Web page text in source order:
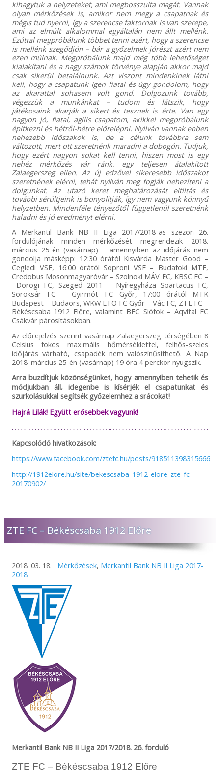
kihagytuk a helyzeteket, ami megbosszulta magát. Vannak
olyan mérkőzések is, amikor nem megy a csapatnak és
mégis tud nyerni, így a szerencse faktornak is van szerepe,
ami az elmúlt alkalommal egyáltalán nem állt mellénk.
Ezúttal megpróbálunk többet tenni azért, hogy a szerencse
is mellénk szegődjön – bár a győzelmek jórészt azért nem
ezen múlnak. Megpróbálunk majd még több lehetőséget
kialakítani és a nagy számok törvénye alapján akkor majd
csak sikerül betalálnunk. Azt viszont mindenkinek látni
kell, hogy a csapatunk igen fiatal és úgy gondolom, hogy
az akarattal sohasem volt gond. Dolgozunk tovább,
végezzük a munkánkat – tudom és látszik, hogy
játékosaink akarják a sikert és tesznek is érte. Van egy
nagyon jó, fiatal, agilis csapatom, akikkel megpróbálunk
építkezni és hétről-hétre előrelépni. Nyilván vannak ebben
nehezebb időszakok is, de a célunk továbbra sem
változott, mert ott szeretnénk maradni a dobogón. Tudjuk,
hogy ezért nagyon sokat kell tenni, hiszen most is egy
nehéz mérkőzés vár ránk, egy teljesen átalakított
Zalaegerszeg ellen. Az új edzővel sikeresebb időszakot
szeretnének elérni, tehát nyilván meg fogják nehezíteni a
dolgunkat. Az utazó keret meghatározását eltiltás és
további sérültjeink is bonyolítják, így nem vagyunk könnyű
helyzetben. Mindenféle tényezőtől függetlenül szeretnénk
haladni és jó eredményt elérni.
A Merkantil Bank NB II Liga 2017/2018-as szezon 26.
fordulójának minden mérkőzését megrendezik 2018.
március 25-én (vasárnap) – amennyiben az időjárás nem
gondolja másképp: 12:30 órától Kisvárda Master Good –
Ceglédi VSE, 16:00 órától Soproni VSE – Budafoki MTE,
Credobus Mosonmagyaróvár – Szolnoki MÁV FC, KBSC FC –
Dorogi FC, Szeged 2011 – Nyíregyháza Spartacus FC,
Soroksár FC – Gyirmót FC Győr, 17:00 órától MTK
Budapest – Budaörs, WKW ETO FC Győr – Vác FC, ZTE FC –
Békéscsaba 1912 Előre, valamint BFC Siófok – Aqvital FC
Csákvár párosításokban.
Az előrejelzés szerint vasárnap Zalaegerszeg térségében 8
Celsius fokos maximális hőmérséklettel, felhős-szeles
időjárás várható, csapadék nem valószínűsíthető. A Nap
2018. március 25-én (vasárnap) 19 óra 4 perckor nyugszik.
Arra buzdítjuk közönségünket, hogy amennyiben tehetik és
módjukban áll, idegenbe is kísérjék el csapatunkat és
szurkolásukkal segítsék győzelemhez a srácokat!
Hajrá Lilák! Együtt erősebbek vagyunk!
Kapcsolódó hivatkozások:
https://www.facebook.com/ztefc.hu/posts/918511398315666
http://1912elore.hu/site/bekescsaba-1912-elore-zte-fc-
20170902/
ZTE FC – Békéscsaba 1912 Előre
2018. 03. 18. Mérkőzések, Merkantil Bank NB II Liga 2017-
2018
Merkantil Bank NB II Liga 2017/2018. 26. forduló
ZTE FC – Békéscsaba 1912 Előre